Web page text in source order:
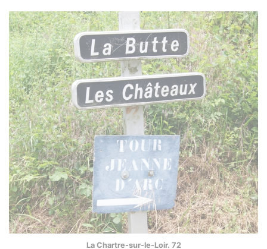
La Chartre-sur-le-Loir. 72